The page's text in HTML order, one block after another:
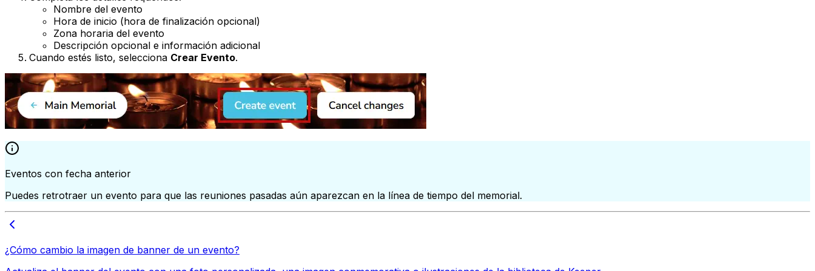
Nombre del evento
Hora de inicio (hora de finalización opcional)
Zona horaria del evento
Descripción opcional e información adicional
Cuando estés listo, selecciona Crear Evento.
Eventos con fecha anterior
Puedes retrotraer un evento para que las reuniones pasadas aún aparezcan en la línea de tiempo del memorial.
¿Cómo cambio la imagen de banner de un evento?